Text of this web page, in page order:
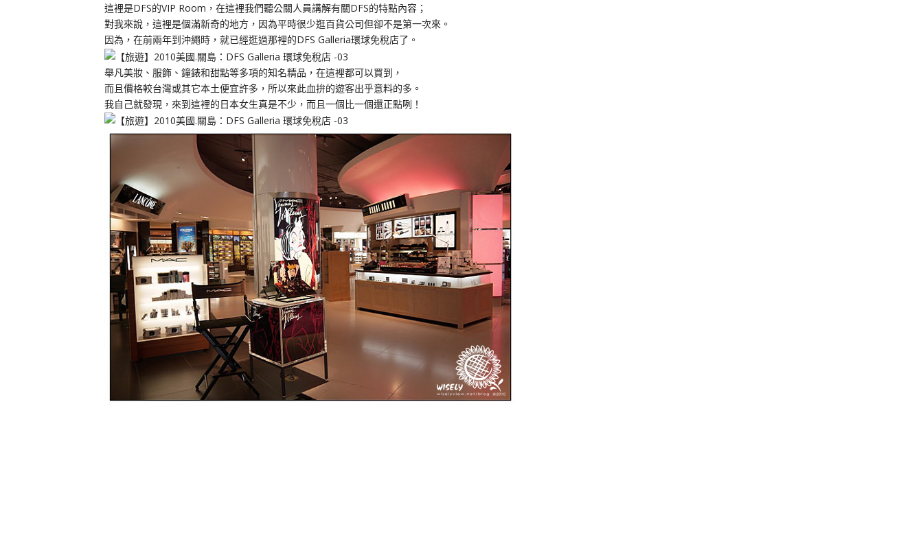
這裡是DFS的VIP Room，在這裡我們聽公關人員講解有關DFS的特點內容；
對我來說，這裡是個滿新奇的地方，因為平時很少逛百貨公司但卻不是第一次來。
因為，在前兩年到沖繩時，就已經逛過那裡的DFS Galleria環球免稅店了。
舉凡美妝、服飾、鐘錶和甜點等多項的知名精品，在這裡都可以買到，
而且價格較台灣或其它本土便宜許多，所以來此血拚的遊客出乎意料的多。
我自己就發現，來到這裡的日本女生真是不少，而且一個比一個還正點咧！